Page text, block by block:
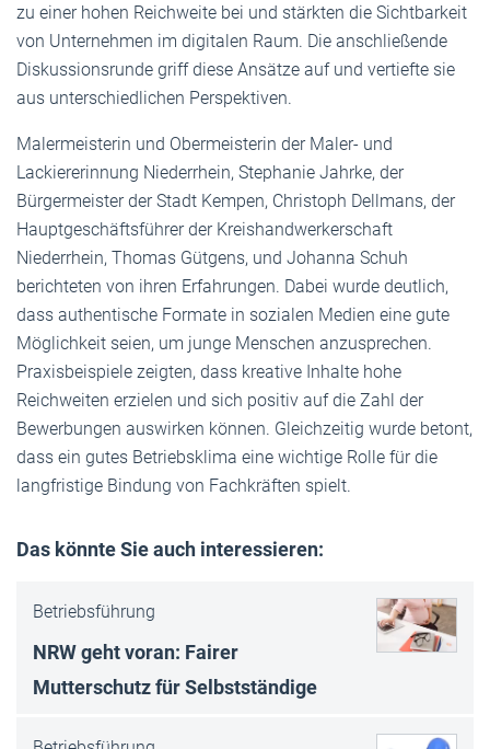
zu einer hohen Reichweite bei und stärkten die Sichtbarkeit
von Unternehmen im digitalen Raum. Die anschließende
Diskussionsrunde griff diese Ansätze auf und vertiefte sie
aus unterschiedlichen Perspektiven.
Malermeisterin und Obermeisterin der Maler- und
Lackiererinnung Niederrhein, Stephanie Jahrke, der
Bürgermeister der Stadt Kempen, Christoph Dellmans, der
Hauptgeschäftsführer der Kreishandwerkerschaft
Niederrhein, Thomas Gütgens, und Johanna Schuh
berichteten von ihren Erfahrungen. Dabei wurde deutlich,
dass authentische Formate in sozialen Medien eine gute
Möglichkeit seien, um junge Menschen anzusprechen.
Praxisbeispiele zeigten, dass kreative Inhalte hohe
Reichweiten erzielen und sich positiv auf die Zahl der
Bewerbungen auswirken können. Gleichzeitig wurde betont,
dass ein gutes Betriebsklima eine wichtige Rolle für die
langfristige Bindung von Fachkräften spielt.
Das könnte Sie auch interessieren:
Betriebsführung
NRW geht voran: Fairer
Mutterschutz für Selbstständige